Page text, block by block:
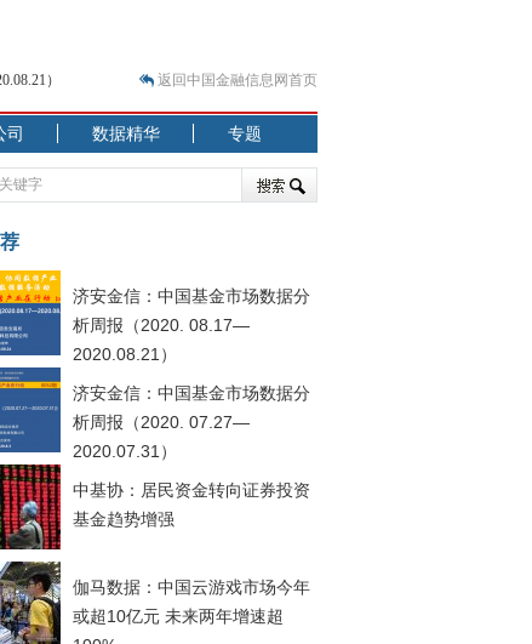
）
）
返回中国金融信息网首页
司 数据精华 专题
济安金信：中国基金市场数据分
析周报（2020. 08.17—
2020.08.21）
济安金信：中国基金市场数据分
析周报（2020. 07.27—
2020.07.31）
中基协：居民资金转向证券投资
基金趋势增强
伽马数据：中国云游戏市场今年
或超10亿元 未来两年增速超